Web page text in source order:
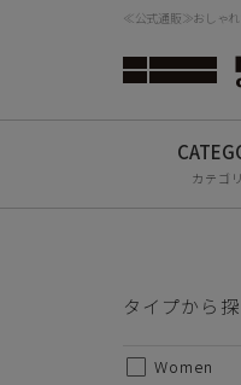
≪公式通販≫おしゃれ
カテゴ
タイプから
Women